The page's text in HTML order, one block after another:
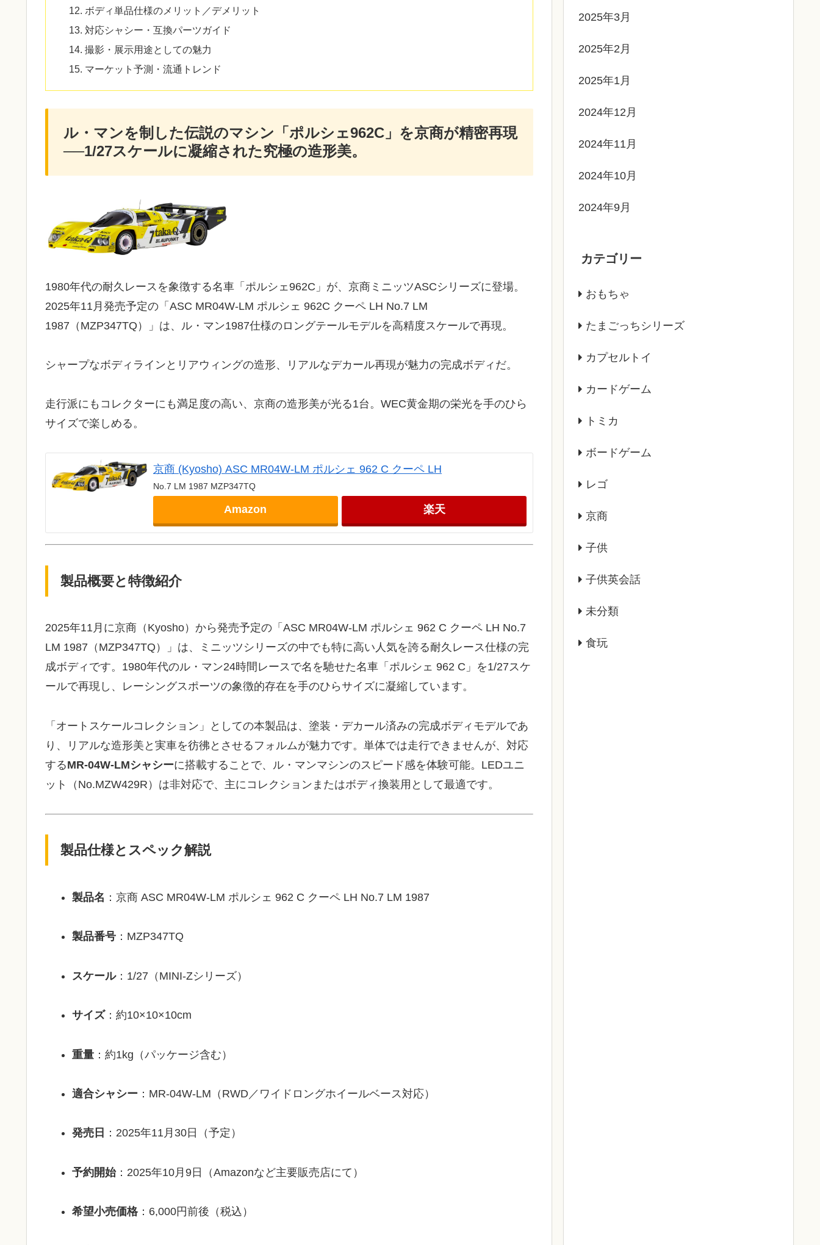
ボディ単品仕様のメリット／デメリット
対応シャシー・互換パーツガイド
撮影・展示用途としての魅力
マーケット予測・流通トレンド
ル・マンを制した伝説のマシン「ポルシェ962C」を京商が精密再現
──1/27スケールに凝縮された究極の造形美。
1980年代の耐久レースを象徴する名車「ポルシェ962C」が、京商ミニッツASCシリーズに登場。
2025年11月発売予定の「ASC MR04W-LM ポルシェ 962C クーペ LH No.7 LM
1987（MZP347TQ）」は、ル・マン1987仕様のロングテールモデルを高精度スケールで再現。
シャープなボディラインとリアウィングの造形、リアルなデカール再現が魅力の完成ボディだ。
走行派にもコレクターにも満足度の高い、京商の造形美が光る1台。WEC黄金期の栄光を手のひら
サイズで楽しめる。
京商 (Kyosho) ASC MR04W-LM ポルシェ 962 C クーペ LH
No.7 LM 1987 MZP347TQ
Amazon 楽天
製品概要と特徴紹介
2025年11月に京商（Kyosho）から発売予定の「ASC MR04W-LM ポルシェ 962 C クーペ LH No.7
LM 1987（MZP347TQ）」は、ミニッツシリーズの中でも特に高い人気を誇る耐久レース仕様の完
成ボディです。1980年代のル・マン24時間レースで名を馳せた名車「ポルシェ 962 C」を1/27スケ
ールで再現し、レーシングスポーツの象徴的存在を手のひらサイズに凝縮しています。
「オートスケールコレクション」としての本製品は、塗装・デカール済みの完成ボディモデルであ
り、リアルな造形美と実車を彷彿とさせるフォルムが魅力です。単体では走行できませんが、対応
するMR-04W-LMシャシーに搭載することで、ル・マンマシンのスピード感を体験可能。LEDユニ
ット（No.MZW429R）は非対応で、主にコレクションまたはボディ換装用として最適です。
製品仕様とスペック解説
製品名 ：京商 ASC MR04W-LM ポルシェ 962 C クーペ LH No.7 LM 1987
製品番号：MZP347TQ
スケール：1/27（MINI-Zシリーズ）
サイズ：約10×10×10cm
重量：約1kg（パッケージ含む）
適合シャシー：MR-04W-LM（RWD／ワイドロングホイールベース対応）
発売日 ：2025年11月30日（予定）
予約開始：2025年10月9日（Amazonなど主要販売店にて）
希望小売価格：6,000円前後（税込）
2025年3月
2025年2月
2025年1月
2024年12月
2024年11月
2024年10月
2024年9月
カテゴリー
おもちゃ
たまごっちシリーズ
カプセルトイ
カードゲーム
トミカ
ボードゲーム
レゴ
京商
子供
子供英会話
未分類
食玩